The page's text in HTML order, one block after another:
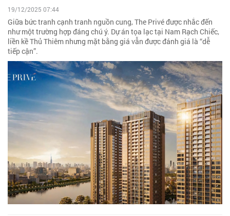
19/12/2025 07:44
Giữa bức tranh cạnh tranh nguồn cung, The Privé được nhắc đến
như một trường hợp đáng chú ý. Dự án tọa lạc tại Nam Rạch Chiếc,
liền kề Thủ Thiêm nhưng mặt bằng giá vẫn được đánh giá là “dễ
tiếp cận”.